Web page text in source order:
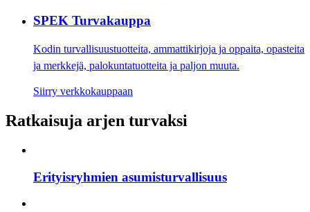
SPEK Turvakauppa
Kodin turvallisuustuotteita, ammattikirjoja ja oppaita, opasteita
ja merkkejä, palokuntatuotteita ja paljon muuta.
Siirry verkkokauppaan
Ratkaisuja arjen turvaksi
Erityisryhmien asumisturvallisuus